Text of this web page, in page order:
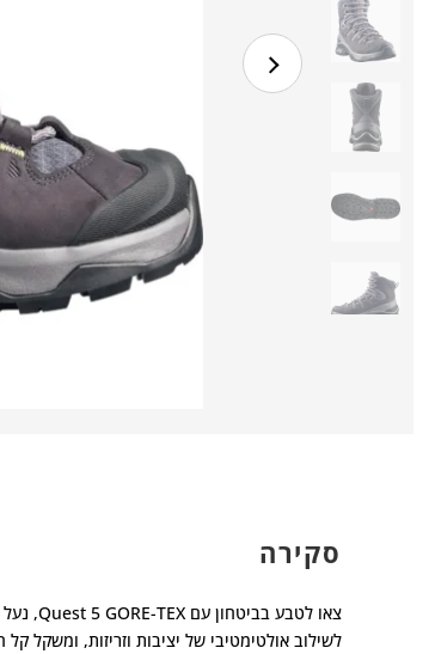
סקירה
לשילוב אולטימטיבי של יציבות וזריזות,